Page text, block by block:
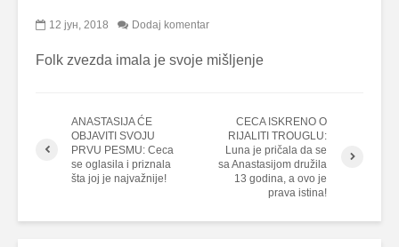
12 јун, 2018 Dodaj komentar
Folk zvezda imala je svoje mišljenje
ANASTASIJA ĆE
OBJAVITI SVOJU
PRVU PESMU: Ceca
se oglasila i priznala
šta joj je najvažnije!
CECA ISKRENO O
RIJALITI TROUGLU:
Luna je pričala da se
sa Anastasijom družila
13 godina, a ovo je
prava istina!